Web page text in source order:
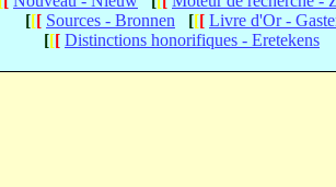
[[[ Sources - Bronnen [[[ Livre d'Or -
[[[ Distinctions honorifiques - Eretekens